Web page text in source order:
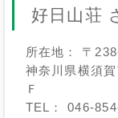
好日山荘
所在地： 〒
神奈川県横須
Ｆ
TEL： 046-